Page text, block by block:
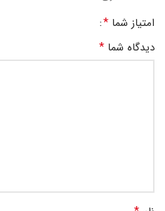
امتیاز شما *
دیدگاه شما *